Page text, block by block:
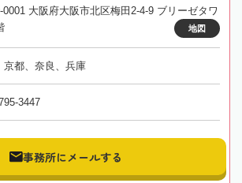
0001 大阪府大阪市北区梅田2-4-9 ブリーゼタワ
地図
京都、奈良、兵庫
3447
事務所にメールする